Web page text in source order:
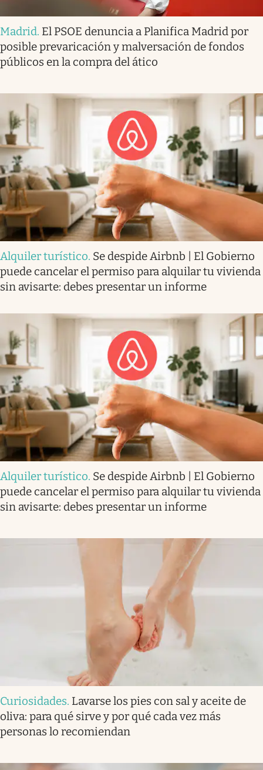
Madrid. El PSOE denuncia a Planifica Madrid por
posible prevaricación y malversación de fondos
públicos en la compra del ático
Alquiler turístico. Se despide Airbnb | El Gobierno
puede cancelar el permiso para alquilar tu vivienda
sin avisarte: debes presentar un informe
Alquiler turístico. Se despide Airbnb | El Gobierno
puede cancelar el permiso para alquilar tu vivienda
sin avisarte: debes presentar un informe
Curiosidades. Lavarse los pies con sal y aceite de
oliva: para qué sirve y por qué cada vez más
personas lo recomiendan